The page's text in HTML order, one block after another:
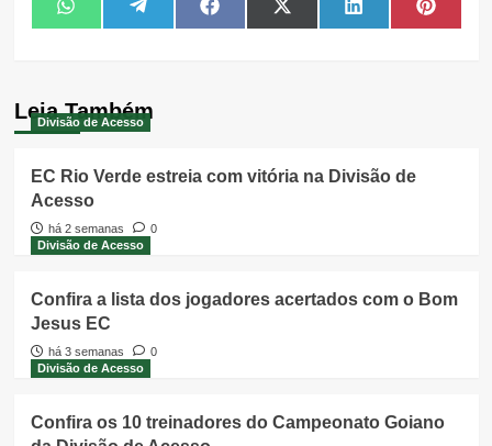
Share
on
WhatsAppShare
on
TelegramShare
on
FacebookShare
on
X
(Twitter)
Share
on
LinkedIn Share
on
Leia Também
Divisão de Acesso
EC Rio Verde estreia com vitória na Divisão de
Acesso
há 2 semanas
0
Divisão de Acesso
Confira a lista dos jogadores acertados com o Bom
Jesus EC
há 3 semanas
0
Divisão de Acesso
Confira os 10 treinadores do Campeonato Goiano